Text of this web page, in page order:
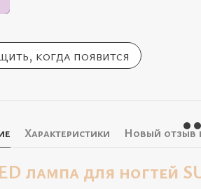
когда появится
Характеристики Новый отзыв
лампа для ногтей